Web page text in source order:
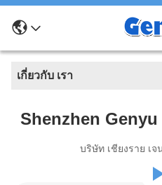
เกี่ยวกับ เรา
Shenzhen
บริษัท เชียงราย เ